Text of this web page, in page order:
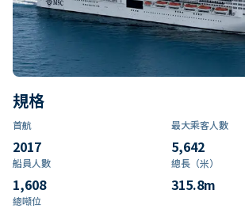
規格
首航
2017
最大乘客人數
5,642
船員人數
1,608
總長（米）
315.8m
總噸位